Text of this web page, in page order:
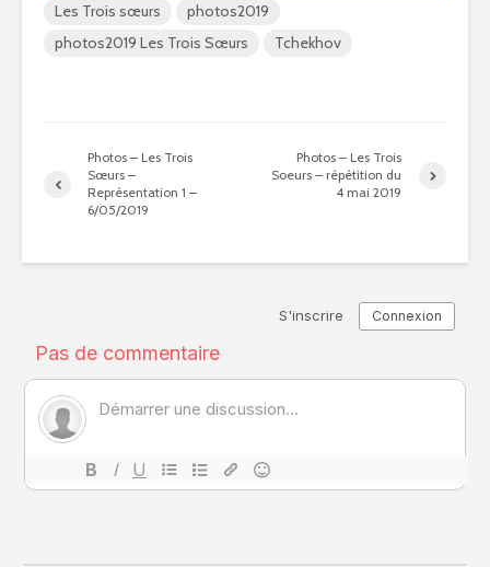
Les Trois sœurs
photos2019
photos2019 Les Trois Sœurs
Tchekhov
Photos – Les Trois
Sœurs –
Représentation 1 –
6/05/2019
Photos – Les Trois
Soeurs – répétition du
4 mai 2019